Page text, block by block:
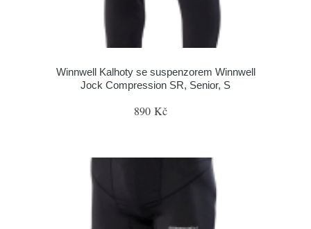
Winnwell Kalhoty se suspenzorem Winnwell
Jock Compression SR, Senior, S
890 Kč